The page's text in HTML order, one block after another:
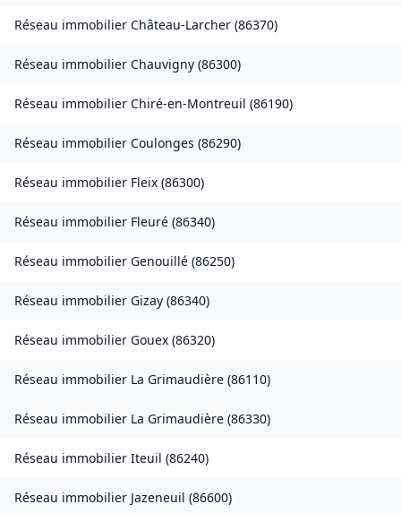
Réseau immobilier Château-Larcher (86370)
Réseau immobilier Chauvigny (86300)
Réseau immobilier Chiré-en-Montreuil (86190)
Réseau immobilier Coulonges (86290)
Réseau immobilier Fleix (86300)
Réseau immobilier Fleuré (86340)
Réseau immobilier Genouillé (86250)
Réseau immobilier Gizay (86340)
Réseau immobilier Gouex (86320)
Réseau immobilier La Grimaudière (86110)
Réseau immobilier La Grimaudière (86330)
Réseau immobilier Iteuil (86240)
Réseau immobilier Jazeneuil (86600)